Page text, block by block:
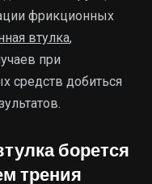
фрикционных
втулка,
при
средств добиться
борется
трения